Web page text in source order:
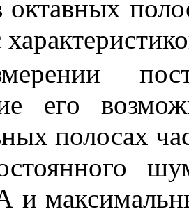
октавных
его
полосах
и